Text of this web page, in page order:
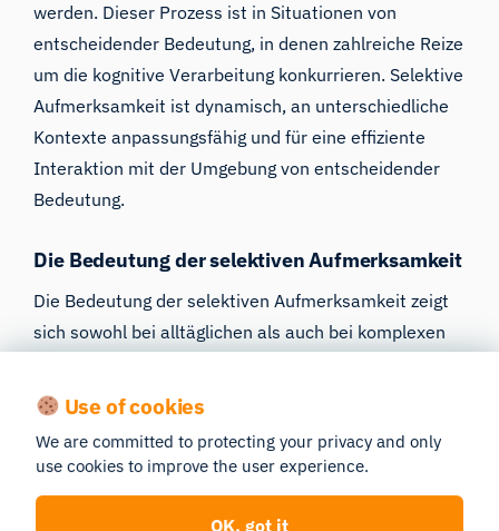
werden. Dieser Prozess ist in Situationen von
entscheidender Bedeutung, in denen zahlreiche Reize
um die kognitive Verarbeitung konkurrieren. Selektive
Aufmerksamkeit ist dynamisch, an unterschiedliche
Kontexte anpassungsfähig und für eine effiziente
Interaktion mit der Umgebung von entscheidender
Bedeutung.
Die Bedeutung der selektiven Aufmerksamkeit
Die Bedeutung der selektiven Aufmerksamkeit zeigt
sich sowohl bei alltäglichen als auch bei komplexen
trotz des Hintergrundgeräusches im Klassenzimmer
dynamischeren Situationen, wie zum Beispiel beim
relevanten Spieler konzentrieren und dabei die
Use of cookies
We are committed to protecting your privacy and only
use cookies to improve the user experience.
OK, got it